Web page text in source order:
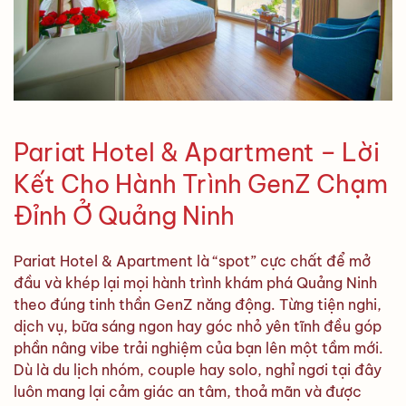
Pariat Hotel & Apartment – Lời
Kết Cho Hành Trình GenZ Chạm
Đỉnh Ở Quảng Ninh
Pariat Hotel & Apartment là “spot” cực chất để mở
đầu và khép lại mọi hành trình khám phá Quảng Ninh
theo đúng tinh thần GenZ năng động. Từng tiện nghi,
dịch vụ, bữa sáng ngon hay góc nhỏ yên tĩnh đều góp
phần nâng vibe trải nghiệm của bạn lên một tầm mới.
Dù là du lịch nhóm, couple hay solo, nghỉ ngơi tại đây
luôn mang lại cảm giác an tâm, thoả mãn và được